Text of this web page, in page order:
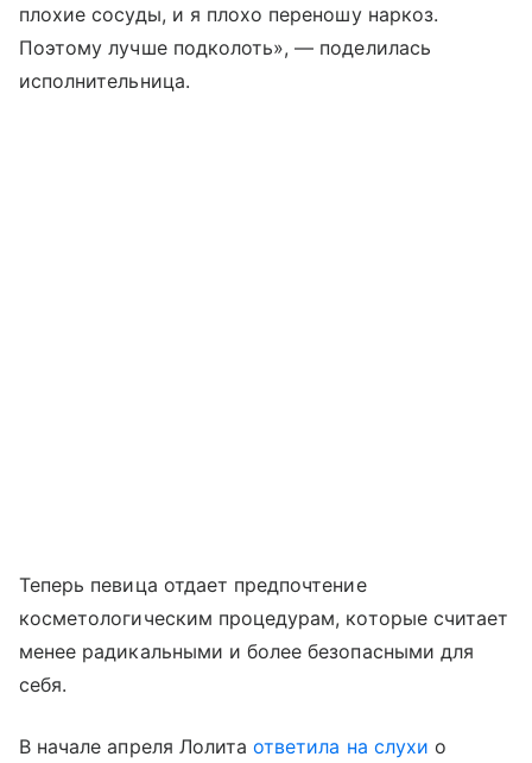
плохие сосуды, и я плохо переношу наркоз.
Поэтому лучше подколоть», — поделилась
исполнительница.
Теперь певица отдает предпочтение
косметологическим процедурам, которые считает
менее радикальными и более безопасными для
себя.
В начале апреля Лолитаответила на слухи о